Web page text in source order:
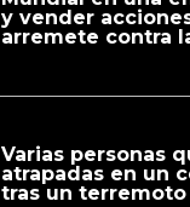
y vender
arremete contra
Varias personas
atrapadas en un
tras un terremoto